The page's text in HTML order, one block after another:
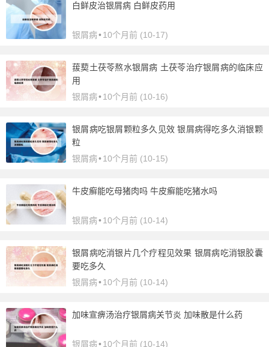
白鲜皮治银屑病 白鲜皮药用
银屑病•10个月前 (10-17)
菝葜土茯苓熬水银屑病 土茯苓治疗银屑病的临床应
用
银屑病•10个月前 (10-16)
银屑病吃银屑颗粒多久见效 银屑病得吃多久消银颗
粒
银屑病•10个月前 (10-15)
牛皮癣能吃母猪肉吗 牛皮癣能吃猪水吗
银屑病•10个月前 (10-14)
银屑病吃消银片几个疗程见效果 银屑病吃消银胶囊
要吃多久
银屑病•10个月前 (10-14)
加味宣痹汤治疗银屑病关节炎 加味散是什么药
银屑病•10个月前 (10-14)